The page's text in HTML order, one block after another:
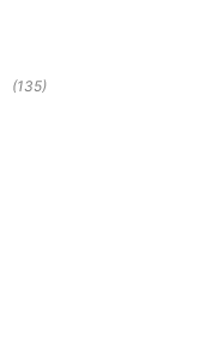
(135)